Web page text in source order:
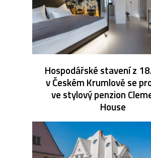
Hospodářské stavení z
v Českém Krumlově se
ve stylový penzion
House